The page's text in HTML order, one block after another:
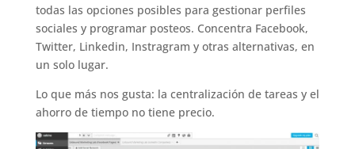
todas las opciones posibles para gestionar perfiles
sociales y programar posteos. Concentra Facebook,
Twitter, Linkedin, Instragram y otras alternativas, en
un solo lugar.
Lo que más nos gusta: la centralización de tareas y el
ahorro de tiempo no tiene precio.